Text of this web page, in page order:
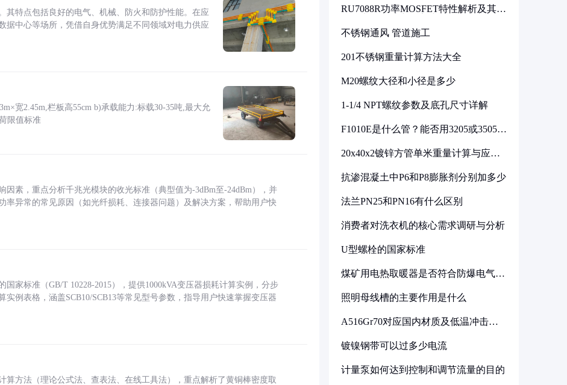
其特点包括良好的电气、机械、防火和防护性能。在应
据中心等场所，凭借自身优势满足不同领域对电力供应
宽2.45m,栏板高55cm b)承载能力:标载30-35吨,最大允
限值标准
素，重点分析千兆光模块的收光标准（典型值为-3dBm至-24dBm），并
率异常的常见原因（如光纤损耗、连接器问题）及解决方案，帮助用户快
家标准（GB/T 10228-2015），提供1000kVA变压器损耗计算实例，分步
例表格，涵盖SCB10/SCB13等常见型号参数，指导用户快速掌握变压器
算方法（理论公式法、查表法、在线工具法），重点解析了黄铜棒密度取
RU7088R功率MOSFET特性解析及其在
不锈钢通风 管道施工
201不锈钢重量计算方法大全
M20螺纹大径和小径是多少
1-1/4 NPT螺纹参数及底孔尺寸详解
F1010E是什么管？能否用3205或3505代
20x40x2镀锌方管单米重量计算与应用
抗渗混凝土中P6和P8膨胀剂分别加多少
法兰PN25和PN16有什么区别
消费者对洗衣机的核心需求调研与分析
U型螺栓的国家标准
煤矿用电热取暖器是否符合防爆电气设
照明母线槽的主要作用是什么
A516Gr70对应国内材质及低温冲击要
镀镍钢带可以过多少电流
计量泵如何达到控制和调节流量的目的